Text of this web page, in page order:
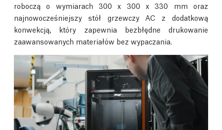
roboczą o wymiarach 300 x 300 x 330 mm oraz
najnowocześniejszy stół grzewczy AC z dodatkową
konwekcją, który zapewnia bezbłędne drukowanie
zaawansowanych materiałów bez wypaczania.